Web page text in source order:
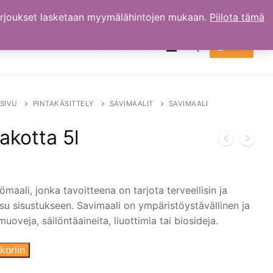
Hae:
PINTAKÄSITTELY SAVIMAALIT SAVIMAALI
5l
jonka tavoitteena on tarjota terveellisin ja
sisustukseen. Savimaali on ympäristöystävällinen ja
säilöntäaineita, liuottimia tai biosideja.
lasketaan myymälähintojen mukaan. Piilota tämä